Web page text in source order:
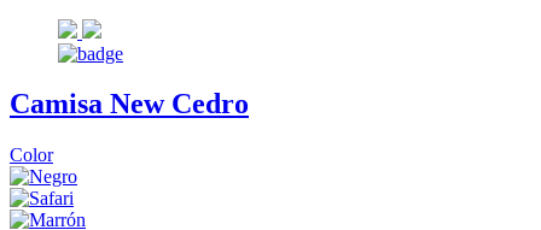
Camisa New Cedro
Color